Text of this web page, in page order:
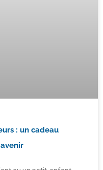
: un cadeau